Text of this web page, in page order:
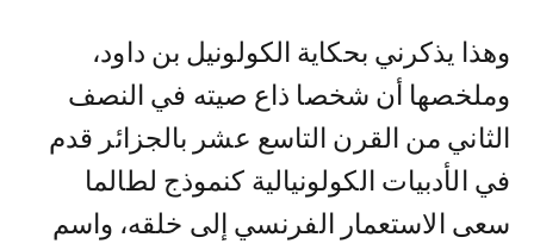
وهذا يذكرني بحكاية الكولونيل بن داود،
وملخصها أن شخصا ذاع صيته في النصف
الثاني من القرن التاسع عشر بالجزائر قدم
في الأدبيات الكولونيالية كنموذج لطالما
سعى الاستعمار الفرنسي إلى خلقه، واسم